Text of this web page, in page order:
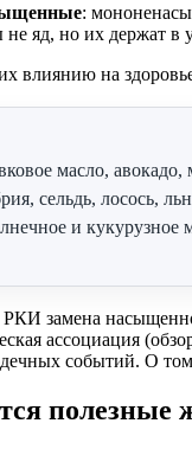
:
яд, но их держат
влиянию на
масло,
сельдь, лосось,
и
замена
ассоциация
событий. О
полезные